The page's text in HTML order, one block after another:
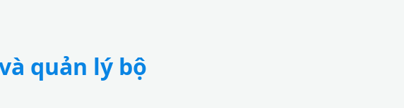
quản lý bộ